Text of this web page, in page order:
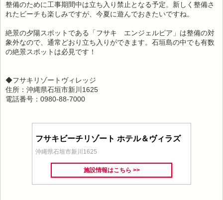
整備のために工事期間中は立ち入り禁止となる予定。新しく整備さ
れたビーチも楽しみですが、今夏に遊んでおきたいですね。
絶景の夕陽スポットである「フサキ エンジェルピア」は整備の対
象外なので、通常どおり立ち入りができます。石垣島の中でも有数
の絶景スポットは必見です！
◆フサキリゾートヴィレッジ
住所：沖縄県石垣市新川1625
電話番号：0980-88-7000
フサキビーチリゾート ホテル＆ヴィラズ
沖縄県石垣市新川1625
施設情報はこちら >>